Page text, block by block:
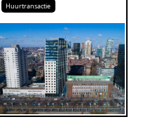
RIV Offices
Rotterdam
Huurtransactie